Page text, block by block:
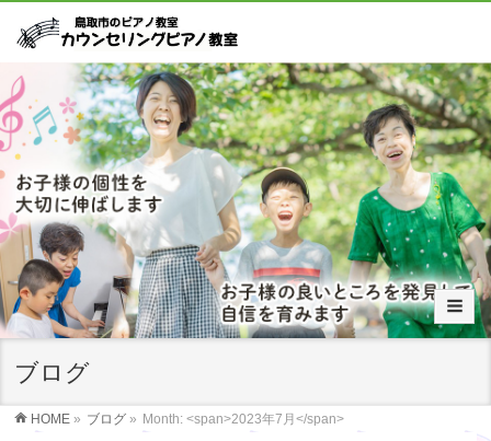
ブログ
HOME » ブログ » Month: <span>2023年7月</span>